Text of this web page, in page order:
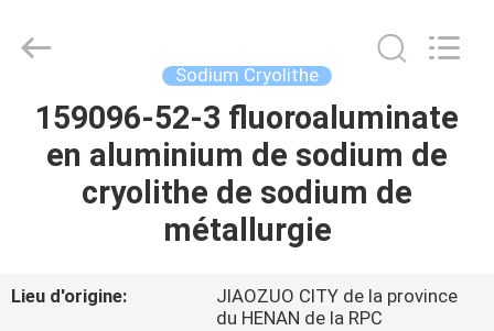
MAISON
Imp.&Exp.Co.,Ltd.
Sodium Cryolithe
159096-52-3 fluoroaluminate
en aluminium de sodium de
cryolithe de sodium de
métallurgie
Lieu d'origine:
JIAOZUO CITY de la province
du HENAN de la RPC